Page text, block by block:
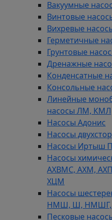
Вакуумные
Винтовые
Вихревые
Герметичные
Грунтовые
Дренажные
Конденсатные
Консольные
Линейные
насосы ЛМ, КМЛ
Насосы Адонис
Насосы
Насосы Иртыш
Насосы
АХВМС, АХМ,
ХЦМ
Насосы
НМШ, Ш,
Песковые